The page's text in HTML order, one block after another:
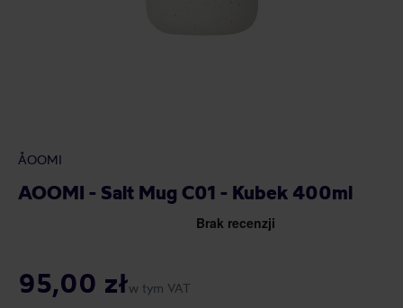
ÅOOMI
AOOMI - Salt Mug C01 - Kubek 400ml
95,00 złw tym VAT